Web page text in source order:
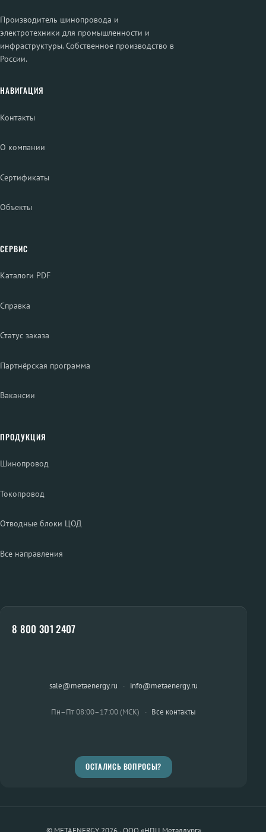
Производитель шинопровода и
электротехники для промышленности и
инфраструктуры. Собственное производство в
России.
НАВИГАЦИЯ
Контакты
О компании
Сертификаты
Объекты
СЕРВИС
Каталоги PDF
Справка
Статус заказа
Партнёрская программа
Вакансии
ПРОДУКЦИЯ
Шинопровод
Токопровод
Отводные блоки ЦОД
Все направления
8 800 301 2407
sale@metaenergy.ru · info@metaenergy.ru
Пн–Пт 08:00–17:00 (МСК) · Все контакты
ОСТАЛИСЬ ВОПРОСЫ?